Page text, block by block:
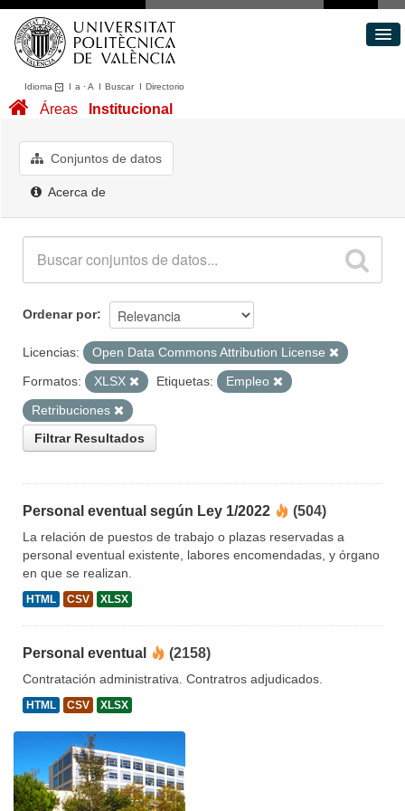
Idioma I a ·A I BuscarI Directorio
Conjuntos de datos
Acerca de
Áreas Institucional
Conjuntos de datos
Acerca de
Ordenar por
Licencias:
Open Data Commons Attribution License
Formatos:
XLSX Etiquetas:
Empleo
Retribuciones
Filtrar Resultados
Personal eventual según Ley 1/2022 (504)
La relación de puestos de trabajo o plazas reservadas a
personal eventual existente, labores encomendadas, y órgano
en que se realizan.
HTML CSV XLSX
Personal eventual (2158)
Contratación administrativa. Contratros adjudicados.
HTML CSV XLSX